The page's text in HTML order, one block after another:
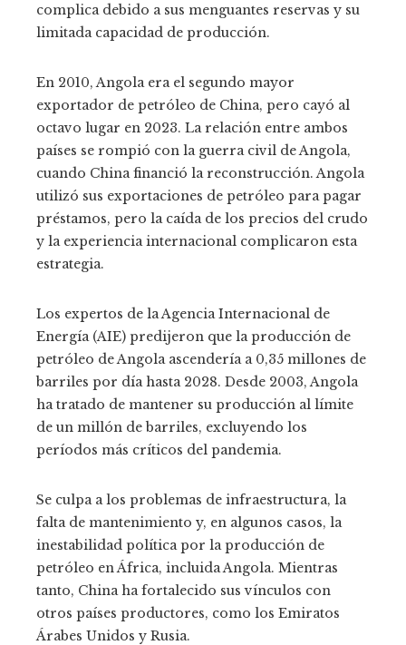
complica debido a sus menguantes reservas y su
limitada capacidad de producción.
En 2010, Angola era el segundo mayor
exportador de petróleo de China, pero cayó al
octavo lugar en 2023. La relación entre ambos
países se rompió con la guerra civil de Angola,
cuando China financió la reconstrucción. Angola
utilizó sus exportaciones de petróleo para pagar
préstamos, pero la caída de los precios del crudo
y la experiencia internacional complicaron esta
estrategia.
Los expertos de la Agencia Internacional de
Energía (AIE) predijeron que la producción de
petróleo de Angola ascendería a 0,35 millones de
barriles por día hasta 2028. Desde 2003, Angola
ha tratado de mantener su producción al límite
de un millón de barriles, excluyendo los
períodos más críticos del pandemia.
Se culpa a los problemas de infraestructura, la
falta de mantenimiento y, en algunos casos, la
inestabilidad política por la producción de
petróleo en África, incluida Angola. Mientras
tanto, China ha fortalecido sus vínculos con
otros países productores, como los Emiratos
Árabes Unidos y Rusia.